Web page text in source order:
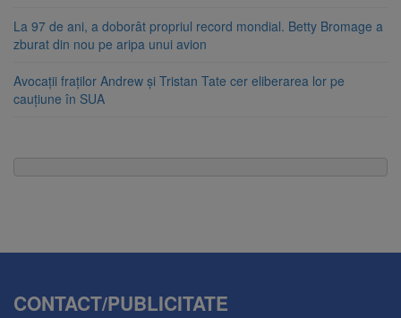
La 97 de ani, a doborât propriul record mondial. Betty Bromage a
zburat din nou pe aripa unui avion
Avocații fraților Andrew și Tristan Tate cer eliberarea lor pe
cauțiune în SUA
CONTACT/PUBLICITATE